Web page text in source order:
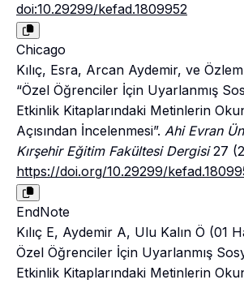
doi:10.29299/kefad.1809952
Chicago
Kılıç, Esra, Arcan Aydemir, ve
“Özel Öğrenciler İçin Uyarlanmış
Etkinlik Kitaplarındaki Metinlerin
Açısından İncelenmesi”. Ahi Evran
Kırşehir Eğitim Fakültesi Dergisi27
https://doi.org/10.29299/
EndNote
Kılıç E, Aydemir A, Ulu Kalın Ö (01
Özel Öğrenciler İçin Uyarlanmış
Etkinlik Kitaplarındaki Metinlerin